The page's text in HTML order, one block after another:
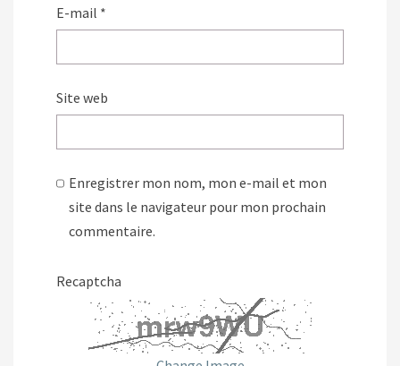
E-mail *
Site web
Enregistrer mon nom, mon e-mail et mon
site dans le navigateur pour mon prochain
commentaire.
Recaptcha